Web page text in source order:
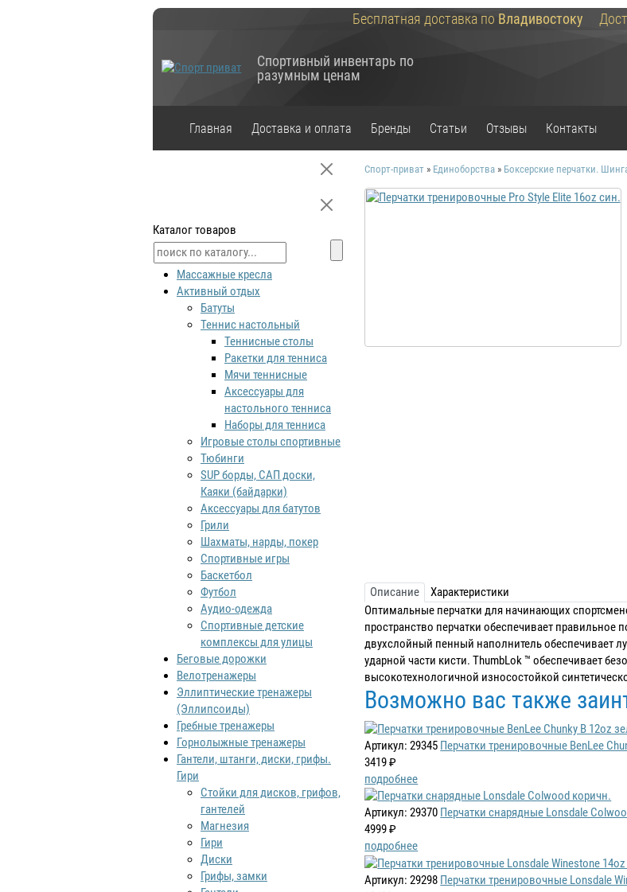
Бесплатная доставка по Владивостоку
Спортивный инвентарь по
разумным ценам
Главная Доставка и оплата Бренды Статьи Отзывы Контакты
Спорт-приват » Единоборства » Боксерские перчатки.
Описание
Характеристики
Оптимальные перчатки для начинающих
пространство перчатки обеспечивает
двухслойный пенный наполнитель обеспечивает
ударной части кисти. ThumbLok ™ обеспечивает
высокотехнологичной износостойкой
Возможно вас также
Артикул: 29345 Перчатки тренировочные BenLee
3419 ₽
подробнее
Артикул: 29370 Перчатки снарядные Lonsdale
4999 ₽
подробнее
Артикул: 29298 Перчатки тренировочные Lonsdale
Каталог товаров
Массажные кресла
Активный отдых
Батуты
Теннис настольный
Теннисные столы
Ракетки для тенниса
Мячи теннисные
Аксессуары для
настольного тенниса
Наборы для тенниса
Игровые столы спортивные
Тюбинги
SUP борды, САП доски,
Каяки (байдарки)
Аксессуары для батутов
Грили
Шахматы, нарды, покер
Спортивные игры
Баскетбол
Футбол
Аудио-одежда
Спортивные детские
комплексы для улицы
Беговые дорожки
Велотренажеры
Эллиптические тренажеры
(Эллипсоиды)
Гребные тренажеры
Горнолыжные тренажеры
Гантели, штанги, диски, грифы.
Гири
Стойки для дисков, грифов,
гантелей
Магнезия
Гири
Диски
Грифы, замки